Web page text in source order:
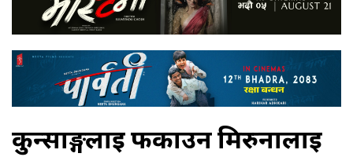
कुन्साङ्गलाई फकाउन मिरुनालाई